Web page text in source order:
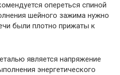
опереться спиной
шейного зажима нужно
были плотно прижаты к
является напряжение
энергетического